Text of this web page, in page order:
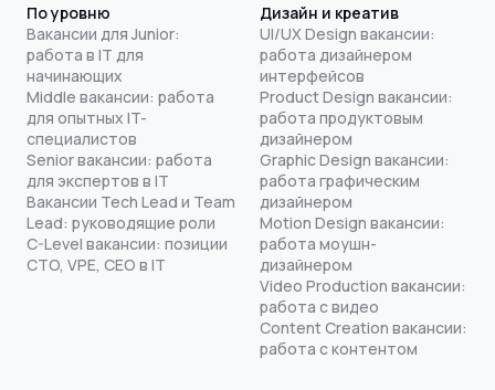
По уровню
Вакансии для Junior:
работа в IT для
начинающих
Middle вакансии: работа
для опытных IT-
специалистов
Senior вакансии: работа
для экспертов в IT
Вакансии Tech Lead и Team
Lead: руководящие роли
C-Level вакансии: позиции
CTO, VPE, CEO в IT
Дизайн и креатив
UI/UX Design вакансии:
работа дизайнером
интерфейсов
Product Design вакансии:
работа продуктовым
дизайнером
Graphic Design вакансии:
работа графическим
дизайнером
Motion Design вакансии:
работа моушн-
дизайнером
Video Production вакансии:
работа с видео
Content Creation вакансии:
работа с контентом